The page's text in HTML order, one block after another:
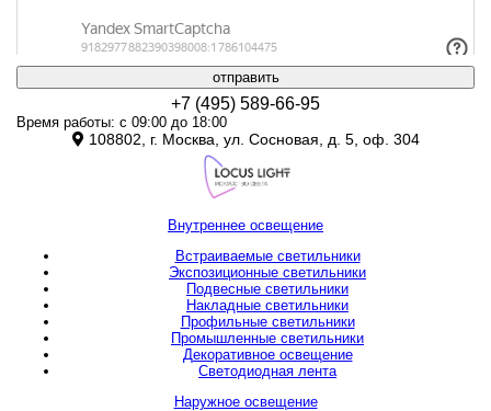
отправить
+7 (495) 589-66-95
Время работы: с 09:00 до 18:00
108802, г. Москва, ул. Сосновая, д. 5, оф. 304
Внутреннее освещение
Встраиваемые светильники
Экспозиционные светильники
Подвесные светильники
Накладные светильники
Профильные светильники
Промышленные светильники
Декоративное освещение
Светодиодная лента
Наружное освещение